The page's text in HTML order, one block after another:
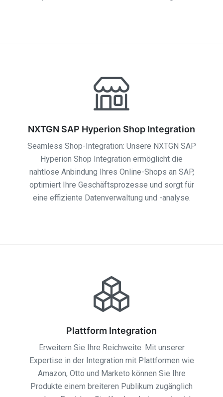
NXTGN SAP Hyperion Shop Integration
Seamless Shop-Integration: Unsere NXTGN SAP
Hyperion Shop Integration ermöglicht die
nahtlose Anbindung Ihres Online-Shops an SAP,
optimiert Ihre Geschäftsprozesse und sorgt für
eine effiziente Datenverwaltung und -analyse.
Plattform Integration
Erweitern Sie Ihre Reichweite: Mit unserer
Expertise in der Integration mit Plattformen wie
Amazon, Otto und Marketo können Sie Ihre
Produkte einem breiteren Publikum zugänglich